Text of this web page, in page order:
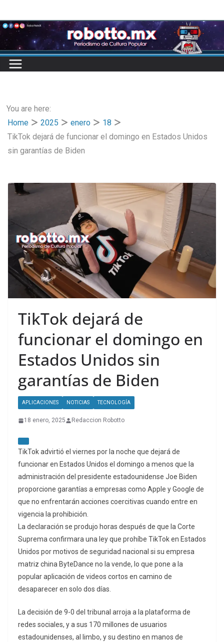
to
content
You are here:
Home
2025 enero
18
TikTok dejará de funcionar el domingo en Estados Unidos
sin garantías de Biden
TikTok dejará de
funcionar el domingo en
Estados Unidos sin
garantías de Biden
APLICACIONES NOTICIAS TECNOLOGÍA
18 enero, 2025 Redaccion Robotto
TikTok advirtió el viernes por la noche que dejará de
funcionar en Estados Unidos el domingo a menos que la
administración del presidente estadounidense Joe Biden
proporcione garantías a empresas como Apple y Google de
que no enfrentarán acciones coercitivas cuando entre en
vigencia la prohibición.
La declaración se produjo horas después de que la Corte
Suprema confirmara una ley que prohíbe TikTok en Estados
Unidos por motivos de seguridad nacional si su empresa
matriz china ByteDance no la vende, lo que pone a la
popular aplicación de videos cortos en camino de
desaparecer en solo dos días.
La decisión de 9-0 del tribunal arroja a la plataforma de
redes sociales, y a sus 170 millones de usuarios
estadounidenses, al limbo, y su destino en manos de